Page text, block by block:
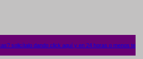
solicítalo dando click aquí y en 24 horas o menos te